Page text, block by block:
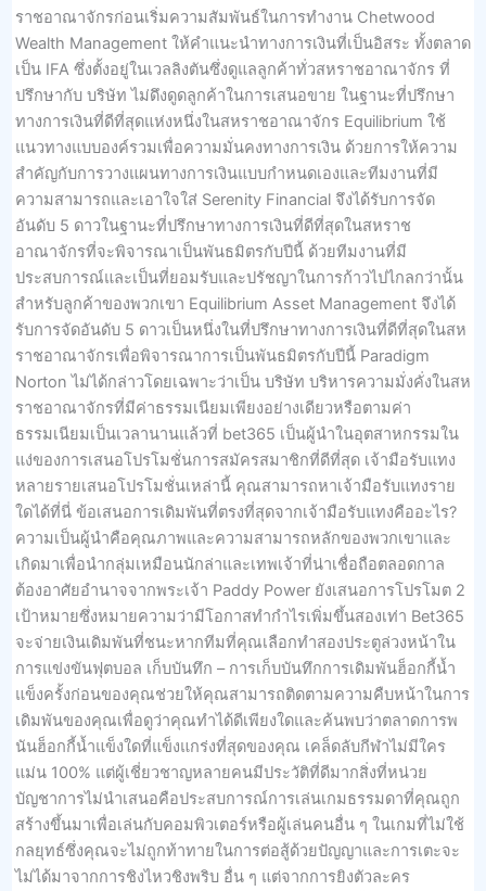
ราชอาณาจักรก่อนเริ่มความสัมพันธ์ในการทำงาน Chetwood
Wealth Management ให้คำแนะนำทางการเงินที่เป็นอิสระ ทั้งตลาด
เป็น IFA ซึ่งตั้งอยู่ในเวลลิงตันซึ่งดูแลลูกค้าทั่วสหราชอาณาจักร ที่
ปรึกษากับ บริษัท ไม่ดึงดูดลูกค้าในการเสนอขาย ในฐานะที่ปรึกษา
ทางการเงินที่ดีที่สุดแห่งหนึ่งในสหราชอาณาจักร Equilibrium ใช้
แนวทางแบบองค์รวมเพื่อความมั่นคงทางการเงิน ด้วยการให้ความ
สำคัญกับการวางแผนทางการเงินแบบกำหนดเองและทีมงานที่มี
ความสามารถและเอาใจใส่ Serenity Financial จึงได้รับการจัด
อันดับ 5 ดาวในฐานะที่ปรึกษาทางการเงินที่ดีที่สุดในสหราช
อาณาจักรที่จะพิจารณาเป็นพันธมิตรกับปีนี้ ด้วยทีมงานที่มี
ประสบการณ์และเป็นที่ยอมรับและปรัชญาในการก้าวไปไกลกว่านั้น
สำหรับลูกค้าของพวกเขา Equilibrium Asset Management จึงได้
รับการจัดอันดับ 5 ดาวเป็นหนึ่งในที่ปรึกษาทางการเงินที่ดีที่สุดในสห
ราชอาณาจักรเพื่อพิจารณาการเป็นพันธมิตรกับปีนี้ Paradigm
Norton ไม่ได้กล่าวโดยเฉพาะว่าเป็น บริษัท บริหารความมั่งคั่งในสห
ราชอาณาจักรที่มีค่าธรรมเนียมเพียงอย่างเดียวหรือตามค่า
ธรรมเนียมเป็นเวลานานแล้วที่ bet365 เป็นผู้นำในอุตสาหกรรมใน
แง่ของการเสนอโปรโมชั่นการสมัครสมาชิกที่ดีที่สุด เจ้ามือรับแทง
หลายรายเสนอโปรโมชั่นเหล่านี้ คุณสามารถหาเจ้ามือรับแทงราย
ใดได้ที่นี่ ข้อเสนอการเดิมพันที่ตรงที่สุดจากเจ้ามือรับแทงคืออะไร?
ความเป็นผู้นำคือคุณภาพและความสามารถหลักของพวกเขาและ
เกิดมาเพื่อนำกลุ่มเหมือนนักล่าและเทพเจ้าที่น่าเชื่อถือตลอดกาล
ต้องอาศัยอำนาจจากพระเจ้า Paddy Power ยังเสนอการโปรโมต 2
เป้าหมายซึ่งหมายความว่ามีโอกาสทำกำไรเพิ่มขึ้นสองเท่า Bet365
จะจ่ายเงินเดิมพันที่ชนะหากทีมที่คุณเลือกทำสองประตูล่วงหน้าใน
การแข่งขันฟุตบอล เก็บบันทึก – การเก็บบันทึกการเดิมพันฮ็อกกี้น้ำ
แข็งครั้งก่อนของคุณช่วยให้คุณสามารถติดตามความคืบหน้าในการ
เดิมพันของคุณเพื่อดูว่าคุณทำได้ดีเพียงใดและค้นพบว่าตลาดการพ
นันฮ็อกกี้น้ำแข็งใดที่แข็งแกร่งที่สุดของคุณ เคล็ดลับกีฬาไม่มีใคร
แม่น 100% แต่ผู้เชี่ยวชาญหลายคนมีประวัติที่ดีมากสิ่งที่หน่วย
บัญชาการไม่นำเสนอคือประสบการณ์การเล่นเกมธรรมดาที่คุณถูก
สร้างขึ้นมาเพื่อเล่นกับคอมพิวเตอร์หรือผู้เล่นคนอื่น ๆ ในเกมที่ไม่ใช้
กลยุทธ์ซึ่งคุณจะไม่ถูกท้าทายในการต่อสู้ด้วยปัญญาและการเตะจะ
ไม่ได้มาจากการชิงไหวชิงพริบ อื่น ๆ แต่จากการยิงตัวละคร